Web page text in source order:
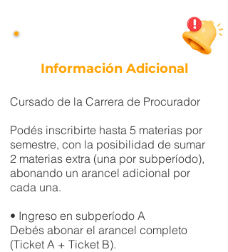
Información Adicional
Cursado de la Carrera de Procurador
Podés inscribirte hasta 5 materias por
semestre, con la posibilidad de sumar
2 materias extra (una por subperíodo),
abonando un arancel adicional por
cada una.
• Ingreso en subperíodo A
Debés abonar el arancel completo
(Ticket A + Ticket B).